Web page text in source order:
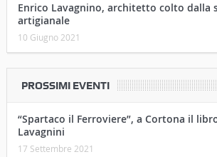
Enrico Lavagnino, architetto colto dalla
artigianale
10 Giugno 2021
PROSSIMI EVENTI
“Spartaco il Ferroviere”, a Cortona il
Lavagnini
17 Settembre 2021